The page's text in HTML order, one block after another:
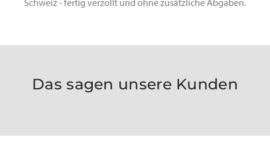
Schweiz - fertig verzollt und ohne zusätzliche Abgaben.
Das sagen unsere Kunden